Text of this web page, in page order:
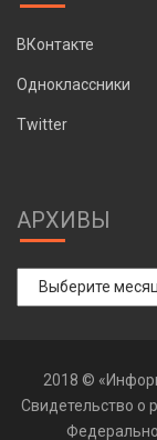
ВКонтакте
Одноклассники
Twitter
АРХИВЫ
Архивы
2018 ©
Свидетельство